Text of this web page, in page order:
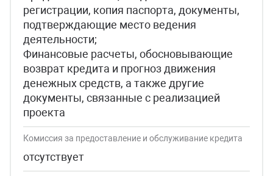
регистрации, копия паспорта, документы,
подтверждающие место ведения
деятельности;
Финансовые расчеты, обосновывающие
возврат кредита и прогноз движения
денежных средств, а также другие
документы, связанные с реализацией
проекта
Комиссия за предоставление и обслуживание кредита
отсутствует